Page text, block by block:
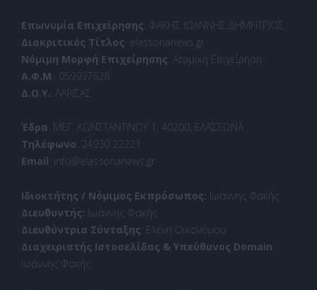
Επωνυμία Επιχείρησης: ΦΑΚΗΣ ΙΩΑΝΝΗΣ ΔΗΜΗΤΡΙΟΣ
Διακριτικός Τίτλος: elassonanews.gr
Νόμιμη Μορφή Επιχείρησης: Ατομική Επιχείρηση
Α.Φ.Μ .: 059937628
Δ.Ο.Υ.: ΛΑΡΙΣΑΣ
Έδρα: ΜΕΓ. ΚΩΝΣΤΑΝΤΙΝΟΥ 1, 40200, ΕΛΑΣΣΟΝΑ
Τηλέφωνο: 24930 22221
Email: info@elassonanews.gr
Ιδιοκτήτης / Νόμιμος Εκπρόσωπος: Ιωάννης Φακής
Διευθυντής: Ιωάννης Φακής
Διευθύντρια Σύνταξης: Ελένη Οικονόμου
Διαχειριστής Ιστοσελίδας & Υπεύθυνος Domain:
Ιωάννης Φακής